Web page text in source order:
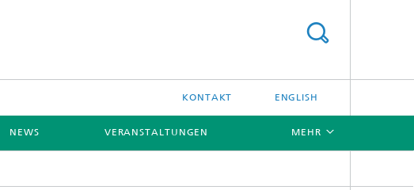
KONTAKT ENGLISH
NEWS VERANSTALTUNGEN MEHR